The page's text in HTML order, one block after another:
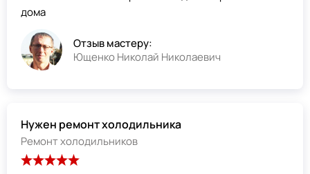
Отзыв мастеру:
Ющенко Николай Николаевич
Нужен ремонт холодильника
Ремонт холодильников